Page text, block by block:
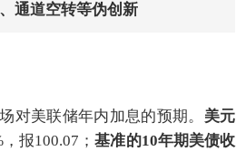
通道空转等伪创新
对美联储年内加息的预期。 美元
报100.07；基准的10年期美债收